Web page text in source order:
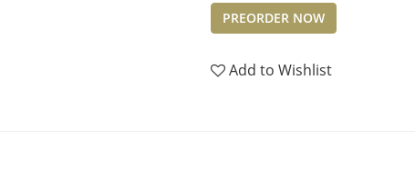
PREORDER NOW
Add to Wishlist